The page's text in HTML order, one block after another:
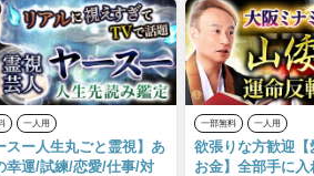
一人用
スー人生丸ごと霊視】あ
幸運/試練/恋愛/仕事/対
一部無料 一人用
欲張りな方歓迎
お金】全部手に